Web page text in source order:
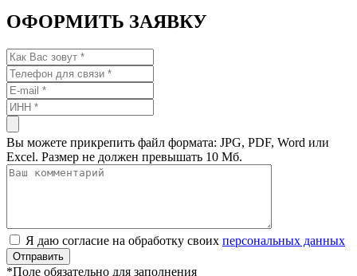
ОФОРМИТЬ ЗАЯВКУ
Вы можете прикрепить файл формата: JPG, PDF, Word или
Excel. Размер не должен превышать 10 Мб.
Я даю согласие на обработку своих персональных данных
*Поле обязательно для заполнения